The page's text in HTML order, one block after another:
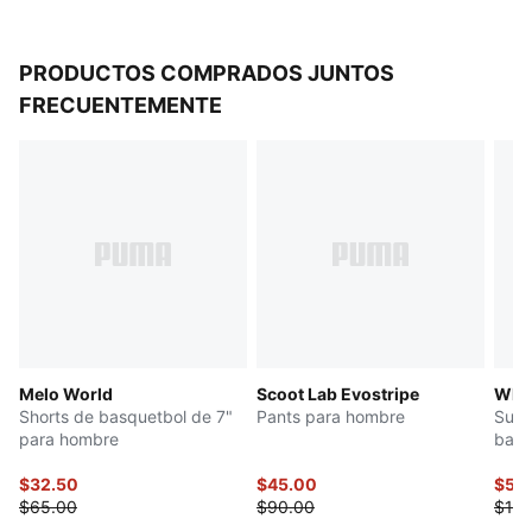
PRODUCTOS COMPRADOS JUNTOS
FRECUENTEMENTE
Melo World
Shorts de basquetbol de 7"
para hombre
$32.50
$65.00
Scoot Lab Evostripe
Pants para hombre
$45.00
$90.00